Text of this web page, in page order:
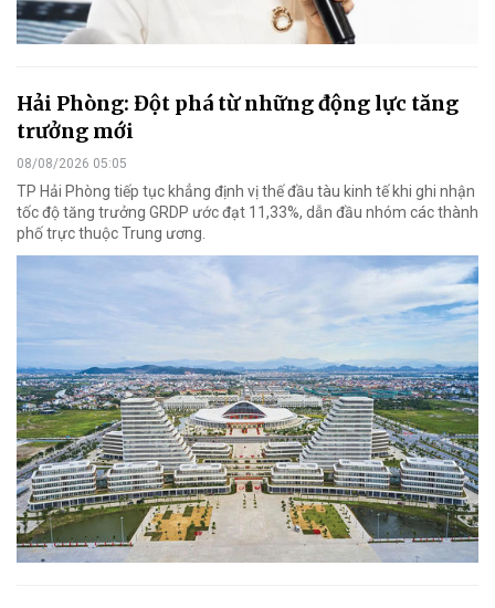
Hải Phòng: Đột phá từ những động lực tăng
trưởng mới
08/08/2026 05:05
TP Hải Phòng tiếp tục khẳng định vị thế đầu tàu kinh tế khi ghi nhận
tốc độ tăng trưởng GRDP ước đạt 11,33%, dẫn đầu nhóm các thành
phố trực thuộc Trung ương.